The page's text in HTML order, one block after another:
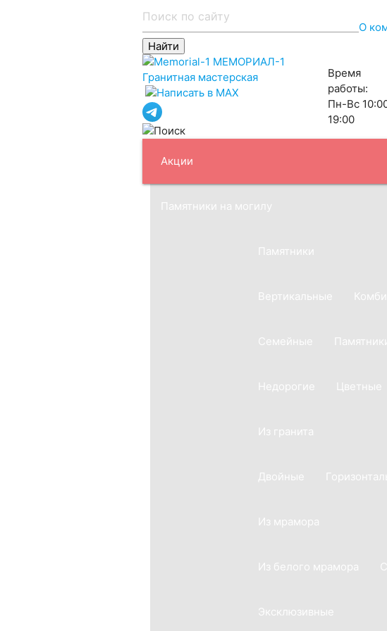
О
МЕМОРИАЛ-1
Гранитная мастерская
Время
работы:
Пн-Вс
19:00
Акции
Памятники на могилу
Памятники
Вертикальные
Семейные
Недорогие Цветные
Из гранита
Двойные
Из мрамора
Из белого мрамора
Эксклюзивные